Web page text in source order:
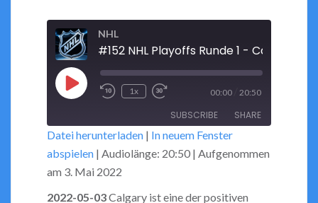
NHL
Play
Rewind
Seconds
1x
Fast
Forward
30
seconds
00:00 20:50
SUBSCRIBE SHARE
RSS FEED
SHARE
Datei herunterladen | In neuem Fenster
abspielen | Audiolänge: 20:50 | Aufgenommen
am 3. Mai 2022
2022-05-03Calgary ist eine der positiven